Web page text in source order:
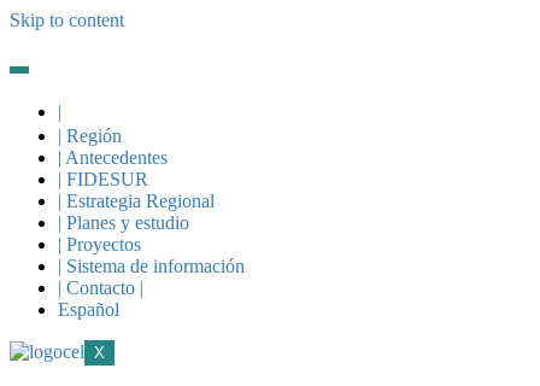
Skip to content
|
| Región
| Antecedentes
| FIDESUR
| Estrategia Regional
| Planes y estudio
| Proyectos
| Sistema de información
| Contacto |
Español
X